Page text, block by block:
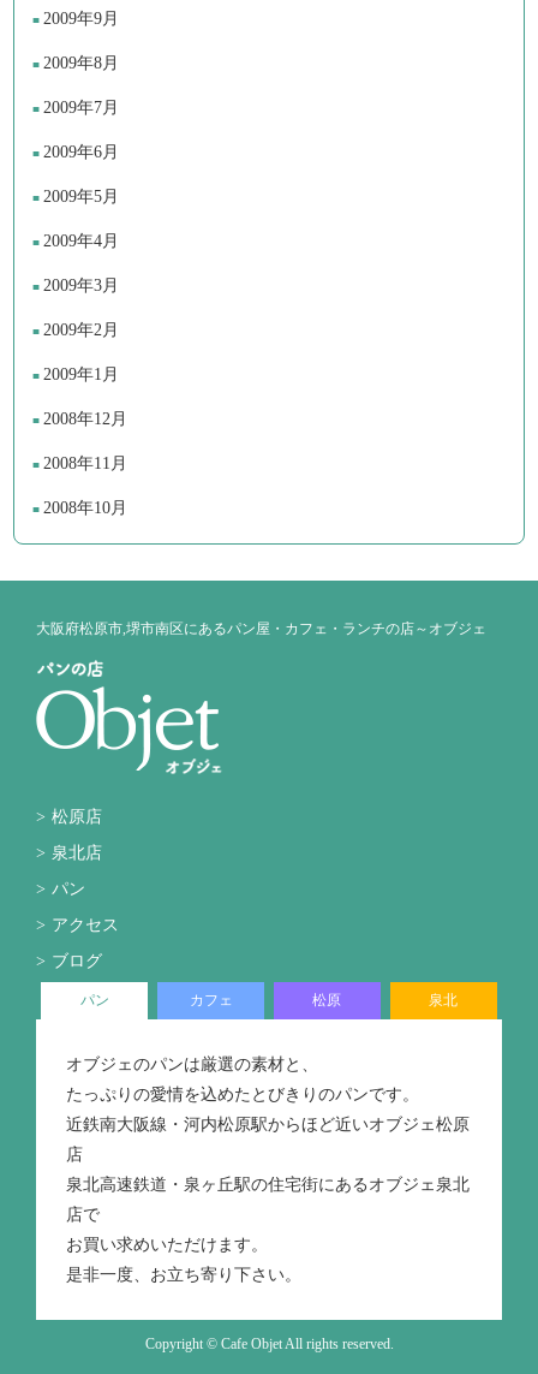
2009年9月
2009年8月
2009年7月
2009年6月
2009年5月
2009年4月
2009年3月
2009年2月
2009年1月
2008年12月
2008年11月
2008年10月
大阪府松原市,堺市南区にあるパン屋・カフェ・ランチの店～オブジェ
松原店
泉北店
パン
アクセス
ブログ
パン カフェ 松原 泉北
オブジェのパンは厳選の素材と、
たっぷりの愛情を込めたとびきりのパンです。
近鉄南大阪線・河内松原駅からほど近いオブジェ松原
店
泉北高速鉄道・泉ヶ丘駅の住宅街にあるオブジェ泉北
店で
お買い求めいただけます。
是非一度、お立ち寄り下さい。
Copyright © Cafe Objet All rights reserved.